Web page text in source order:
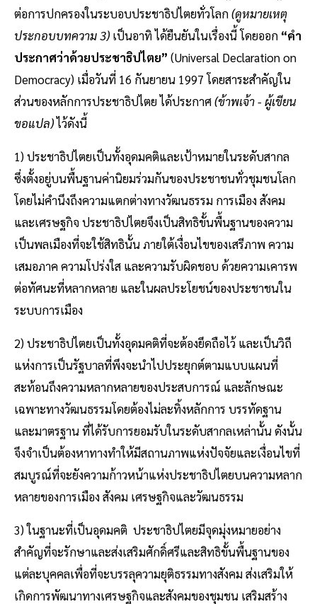
ต่อการปกครองในระบอบประชาธิปไตยทั่วโลก(ดูหมายเหตุ
ประกอบบทความ 3) เป็นอาทิ ได้ยืนยันในเรื่องนี้ โดยออก “คำ
ประกาศว่าด้วยประชาธิปไตย” (Universal Declaration on
Democracy) เมื่อวันที่ 16 กันยายน 1997 โดยสาระสำคัญใน
ส่วนของหลักการประชาธิปไตย ได้ประกาศ(ข้าพเจ้า - ผู้เขียน
ขอแปล)ไว้ดังนี้
1) ประชาธิปไตยเป็นทั้งอุดมคติและเป้าหมายในระดับสากล
ซึ่งตั้งอยู่บนพื้นฐานค่านิยมร่วมกันของประชาชนทั่วชุมชนโลก
โดยไม่คำนึงถึงความแตกต่างทางวัฒนธรรม การเมือง สังคม
และเศรษฐกิจ ประชาธิปไตยจึงเป็นสิทธิขั้นพื้นฐานของความ
เป็นพลเมืองที่จะใช้สิทธินั้น ภายใต้เงื่อนไขของเสรีภาพ ความ
เสมอภาค ความโปร่งใส และความรับผิดชอบ ด้วยความเคารพ
ต่อทัศนะที่หลากหลาย และในผลประโยชน์ของประชาชนใน
ระบบการเมือง
2) ประชาธิปไตยเป็นทั้งอุดมคติที่จะต้องยึดถือไว้ และเป็นวิถี
แห่งการเป็นรัฐบาลที่พึงจะนำไปประยุกต์ตามแบบแผนที่
สะท้อนถึงความหลากหลายของประสบการณ์ และลักษณะ
เฉพาะทางวัฒนธรรมโดยต้องไม่ละทิ้งหลักการ บรรทัดฐาน
และมาตรฐาน ที่ได้รับการยอมรับในระดับสากลเหล่านั้น ดังนั้น
จึงจำเป็นต้องหาทางทำให้มีสถานภาพแห่งปัจจัยและเงื่อนไขที่
สมบูรณ์ที่จะยังความก้าวหน้าแห่งประชาธิปไตยบนความหลาก
หลายของการเมือง สังคม เศรษฐกิจและวัฒนธรรม
3) ในฐานะที่เป็นอุดมคติ ประชาธิปไตยมีจุดมุ่งหมายอย่าง
สำคัญที่จะรักษาและส่งเสริมศักดิ์ศรีและสิทธิขั้นพื้นฐานของ
แต่ละบุคคลเพื่อที่จะบรรลุความยุติธรรมทางสังคม ส่งเสริมให้
เกิดการพัฒนาทางเศรษฐกิจและสังคมของชุมชน เสริมสร้าง